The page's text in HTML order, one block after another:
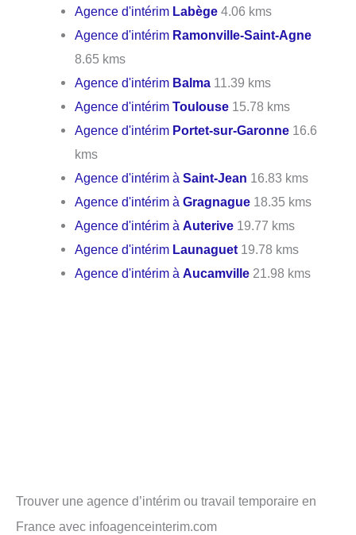
Agence d'intérim Labège 4.06 kms
Agence d'intérim Ramonville-Saint-Agne
8.65 kms
Agence d'intérim Balma 11.39 kms
Agence d'intérimToulouse 15.78 kms
Agence d'intérim Portet-sur-Garonne 16.6
kms
Agence d'intérim àSaint-Jean 16.83 kms
Agence d'intérim àGragnague 18.35 kms
Agence d'intérim àAuterive 19.77 kms
Agence d'intérim Launaguet 19.78 kms
Agence d'intérim àAucamville 21.98 kms
Trouver une agence d’intérim ou travail temporaire en
France avec infoagenceinterim.com